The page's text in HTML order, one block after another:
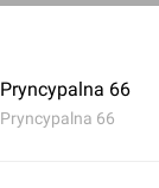
Pryncypalna 66
Pryncypalna 66